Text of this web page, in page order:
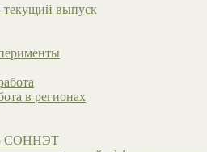
выпуск
в регионах
СОННЭТ